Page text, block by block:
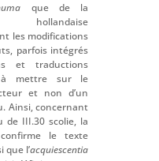
que de la
les modifications
parfois intégrés
et traductions
à mettre sur le
et non d’un
Ainsi, concernant
de III.30 scolie, la
le texte
que l’acquiescentia